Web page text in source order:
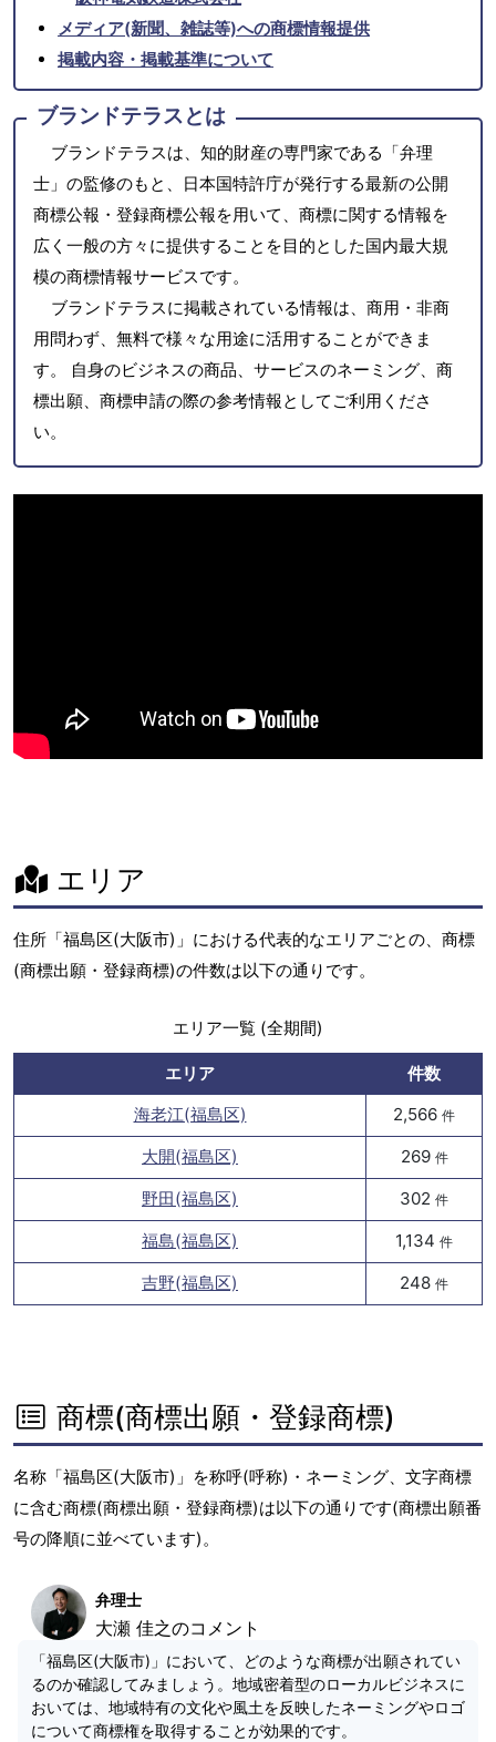
メディア(新聞、雑誌等)への商標情報提供
掲載内容・掲載基準について
ブランドテラスとは
ブランドテラスは、知的財産の専門家である「弁理
士」の監修のもと、日本国特許庁が発行する最新の公開
商標公報・登録商標公報を用いて、商標に関する情報を
広く一般の方々に提供することを目的とした国内最大規
模の商標情報サービスです。
ブランドテラスに掲載されている情報は、商用・非商
用問わず、無料で様々な用途に活用することができま
す。 自身のビジネスの商品、サービスのネーミング、商
標出願、商標申請の際の参考情報としてご利用くださ
い。
エリア
住所「福島区(大阪市)」における代表的なエリアごとの、商標
(商標出願・登録商標)の件数は以下の通りです。
エリア一覧 (全期間)
エリア
件数
海老江(福島区)
2,566 件
大開(福島区) 269 件
野田(福島区) 302 件
福島(福島区) 1,134 件
吉野(福島区) 248 件
商標(商標出願・登録商標)
名称「福島区(大阪市)」を称呼(呼称)・ネーミング、文字商標
に含む商標(商標出願・登録商標)は以下の通りです(商標出願番
号の降順に並べています)。
弁理士
大瀬 佳之のコメント
「福島区(大阪市)」において、どのような商標が出願されてい
るのか確認してみましょう。地域密着型のローカルビジネスに
おいては、地域特有の文化や風土を反映したネーミングやロゴ
について商標権を取得することが効果的です。